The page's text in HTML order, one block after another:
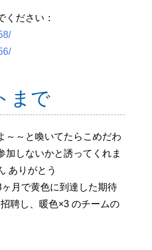
ください：
まで
～～と喚いてたらこめだわ
加しないかと誘ってくれま
ありがとう
月で黄色に到達した期待
聘し、暖色×3 のチームの